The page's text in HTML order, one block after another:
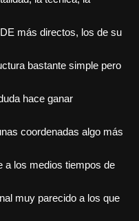
más directos, los de su
bastante simple pero
hace ganar
coordenadas algo más
a los medios tiempos de
muy parecido a los que